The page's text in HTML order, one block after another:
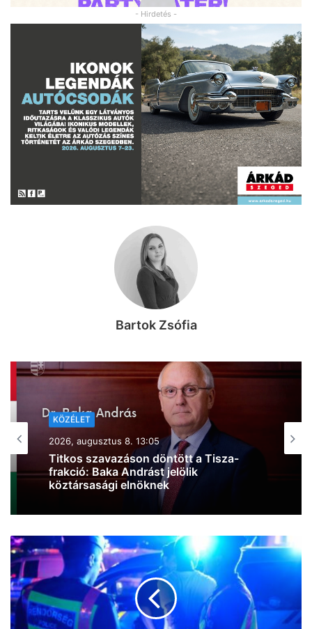
- Hirdetés -
Bartok Zsófia
KÖZÉLET
2026, augusztus 8. 10:44
Kiderült, mire költi a kormány a 6000
milliárd forint európai uniós forrást